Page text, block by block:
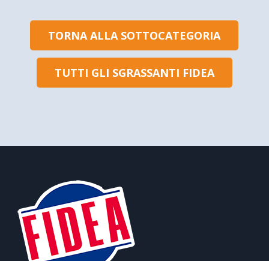
TORNA ALLA SOTTOCATEGORIA
TUTTI GLI SGRASSANTI FIDEA